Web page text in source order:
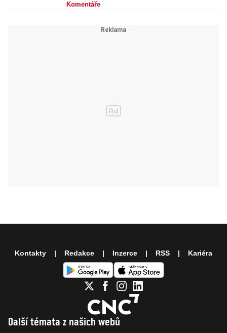
Komentáře
Další témata z našich webů
Kontakty Redakce Inzerce RSS Kariéra